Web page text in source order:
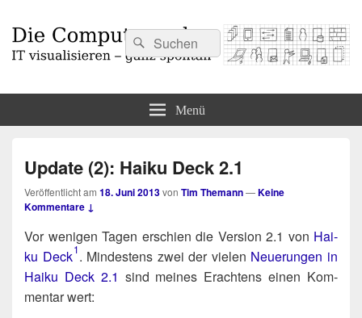
Suchen
nach:
Suchen
Menü
Update (2): Haiku Deck 2.1
Veröffentlicht am 18. Juni 2013von Tim Themann—Keine
Kommentare ↓
Vor weni­gen Tagen erschien die Ver­si­on 2.1 von Hai­
ku Deck1. Min­des­tens zwei der vie­len Neue­run­gen in
Hai­ku Deck 2.1 sind mei­nes Erach­tens einen Kom­
men­tar wert: